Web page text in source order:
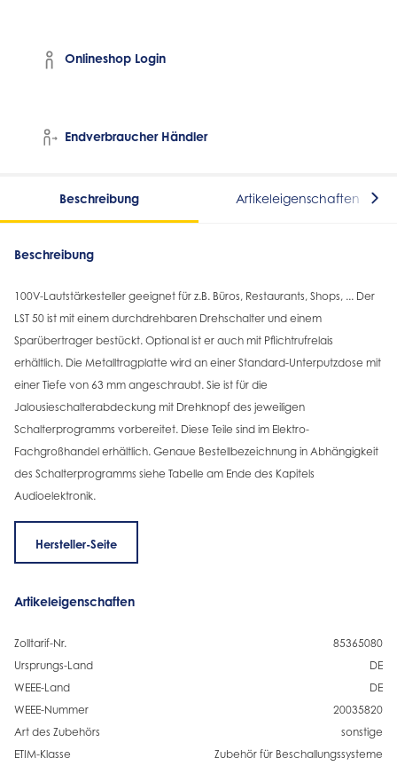
Beschreibung Artikeleigenschaften
Beschreibung
100V-Lautstärkesteller geeignet für z.B. Büros, Restaurants, Shops, ... Der
LST 50 ist mit einem durchdrehbaren Drehschalter und einem
Sparübertrager bestückt. Optional ist er auch mit Pflichtrufrelais
erhältlich. Die Metalltragplatte wird an einer Standard-Unterputzdose mit
einer Tiefe von 63 mm angeschraubt. Sie ist für die
Jalousieschalterabdeckung mit Drehknopf des jeweiligen
Schalterprogramms vorbereitet. Diese Teile sind im Elektro-
Fachgroßhandel erhältlich. Genaue Bestellbezeichnung in Abhängigkeit
des Schalterprogramms siehe Tabelle am Ende des Kapitels
Audioelektronik.
Hersteller-Seite
Artikeleigenschaften
Zolltarif-Nr.
85365080
Ursprungs-Land
DE
WEEE-Land
DE
WEEE-Nummer
20035820
Art des Zubehörs
sonstige
ETIM-Klasse
Zubehör für Beschallungssysteme
Onlineshop Login
Endverbraucher Händler